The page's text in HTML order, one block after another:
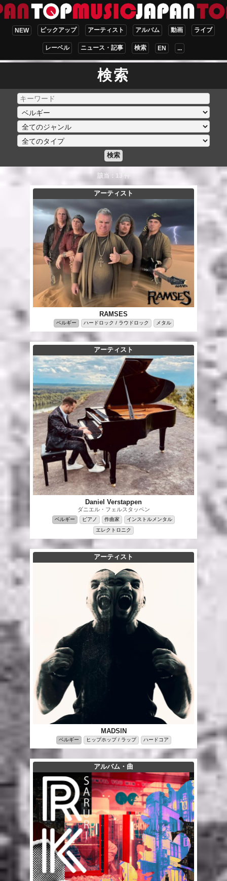
NEW ピックアップ アーティスト アルバム 動画 ライブ
レーベル ニュース・記事 検索 EN ...
検索
検索
該当：13 件
アーティスト
RAMSES
ベルギー ハードロック / ラウドロック メタル
アーティスト
Daniel Verstappen
ダニエル・フェルスタッペン
ベルギー ピアノ 作曲家
インストルメンタル
エレクトロニク
アーティスト
MADSIN
ベルギー ヒップホップ / ラップ ハードコア
アルバム・曲